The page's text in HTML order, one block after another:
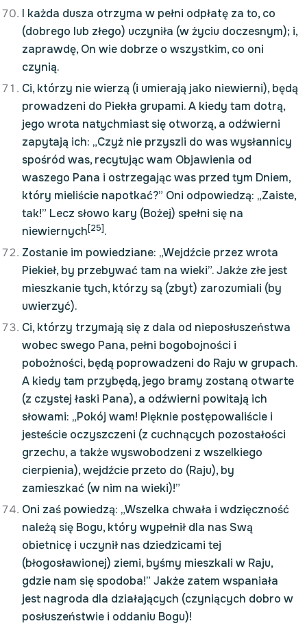
I każda dusza otrzyma w pełni odpłatę za to, co
(dobrego lub złego) uczyniła (w życiu doczesnym); i,
zaprawdę, On wie dobrze o wszystkim, co oni
czynią.
Ci, którzy nie wierzą (i umierają jako niewierni), będą
prowadzeni do Piekła grupami. A kiedy tam dotrą,
jego wrota natychmiast się otworzą, a odźwierni
zapytają ich: „Czyż nie przyszli do was wysłannicy
spośród was, recytując wam Objawienia od
waszego Pana i ostrzegając was przed tym Dniem,
który mieliście napotkać?” Oni odpowiedzą: „Zaiste,
tak!” Lecz słowo kary (Bożej) spełni się na
niewiernych[25].
Zostanie im powiedziane: „Wejdźcie przez wrota
Piekieł, by przebywać tam na wieki”. Jakże złe jest
mieszkanie tych, którzy są (zbyt) zarozumiali (by
uwierzyć).
Ci, którzy trzymają się z dala od nieposłuszeństwa
wobec swego Pana, pełni bogobojności i
pobożności, będą poprowadzeni do Raju w grupach.
A kiedy tam przybędą, jego bramy zostaną otwarte
(z czystej łaski Pana), a odźwierni powitają ich
słowami: „Pokój wam! Pięknie postępowaliście i
jesteście oczyszczeni (z cuchnących pozostałości
grzechu, a także wyswobodzeni z wszelkiego
cierpienia), wejdźcie przeto do (Raju), by
zamieszkać (w nim na wieki)!”
Oni zaś powiedzą: „Wszelka chwała i wdzięczność
należą się Bogu, który wypełnił dla nas Swą
obietnicę i uczynił nas dziedzicami tej
(błogosławionej) ziemi, byśmy mieszkali w Raju,
gdzie nam się spodoba!” Jakże zatem wspaniała
jest nagroda dla działających (czyniących dobro w
posłuszeństwie i oddaniu Bogu)!